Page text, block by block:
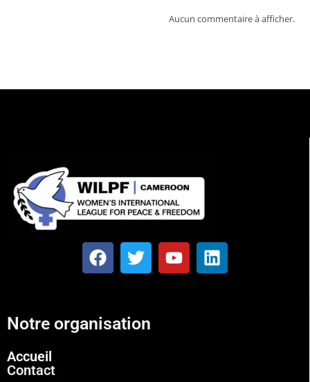
Aucun commentaire à afficher.
Notre organisation
Accueil
Contact